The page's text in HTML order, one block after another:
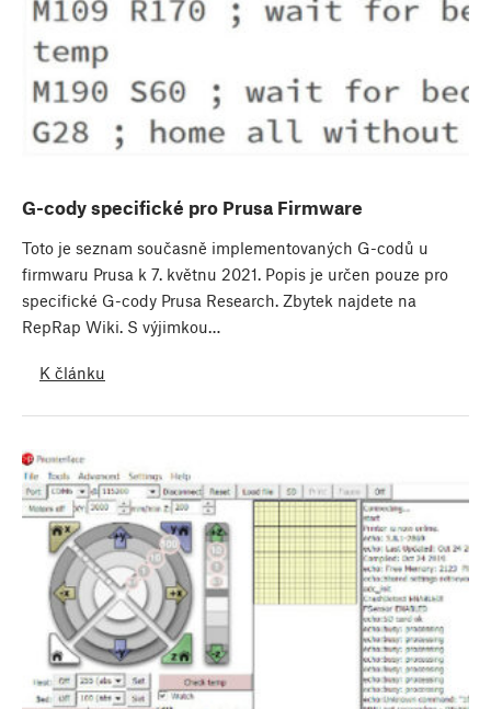
G-cody specifické pro Prusa Firmware
Toto je seznam současně implementovaných G-codů u
firmwaru Prusa k 7. květnu 2021. Popis je určen pouze pro
specifické G-cody Prusa Research. Zbytek najdete na
RepRap Wiki. S výjimkou…
K článku